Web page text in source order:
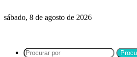
sábado, 8 de agosto de 2026